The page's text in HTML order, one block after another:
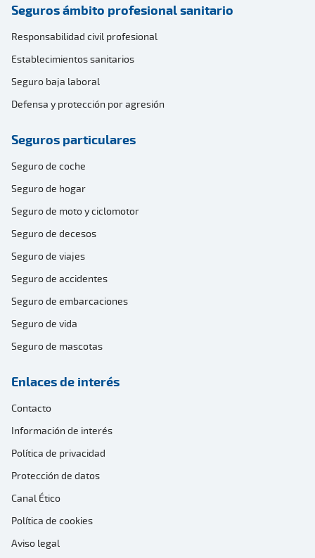
Seguros ámbito profesional sanitario
Responsabilidad civil profesional
Establecimientos sanitarios
Seguro baja laboral
Defensa y protección por agresión
Seguros particulares
Seguro de coche
Seguro de hogar
Seguro de moto y ciclomotor
Seguro de decesos
Seguro de viajes
Seguro de accidentes
Seguro de embarcaciones
Seguro de vida
Seguro de mascotas
Enlaces de interés
Contacto
Información de interés
Política de privacidad
Protección de datos
Canal Ético
Política de cookies
Aviso legal